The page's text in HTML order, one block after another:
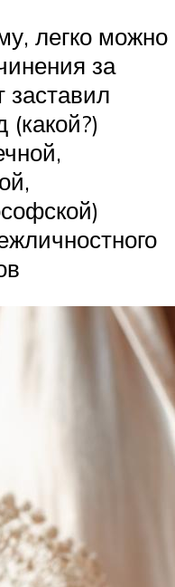
легко можно
за
заставил
(какой?)